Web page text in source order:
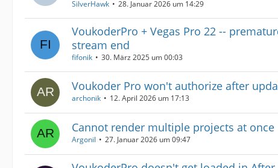
SilverHawk 28. Januar 2026 um 14:29
VoukoderPro + Vegas Pro 22 --
stream end
fifonik 30. März 2025 um 00:03
Voukoder Pro won't authorize after
archonik 12. April 2026 um 17:13
Cannot render multiple projects at once
Argonil 27. Januar 2026 um 09:47